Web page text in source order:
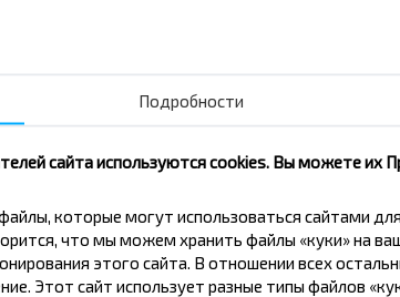
город Брест
Купить
Брест
Минск
Брест
Подробности
сайта используются cookies. Вы можете их
которые могут использоваться сайтами
что мы можем хранить файлы «куки» на
этого сайта. В отношении всех
Этот сайт использует разные типы файлов